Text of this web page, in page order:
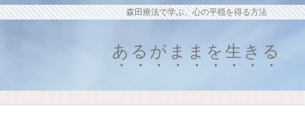
森田療法で学ぶ、心の平穏を得る方法
あるがままを生きる